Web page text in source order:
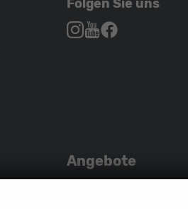
Folgen Sie uns
Autohaus
Autohaus
Angebote